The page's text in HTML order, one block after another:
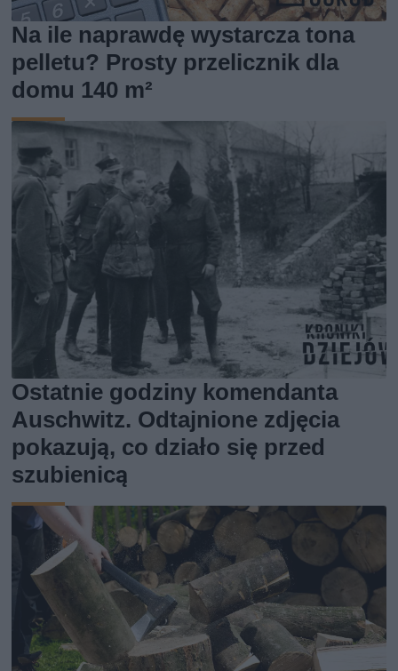
Na ile naprawdę wystarcza tona
pelletu? Prosty przelicznik dla
domu 140 m²
Ostatnie godziny komendanta
Auschwitz. Odtajnione zdjęcia
pokazują, co działo się przed
szubienicą